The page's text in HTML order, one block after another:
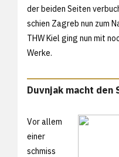
der beiden Seiten
schien Zagreb nun zum
THW Kiel ging nun mit
Werke.
Duvnjak macht den
Vor allem
einer
schmiss